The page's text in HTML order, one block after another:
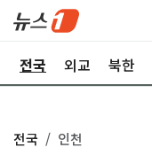
전국 외교 북한
전국 인천